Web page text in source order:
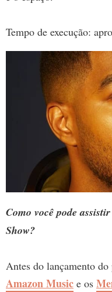
Tempo de execução:
Como você pode
Show?
Antes do lançamento
Amazon Music e os